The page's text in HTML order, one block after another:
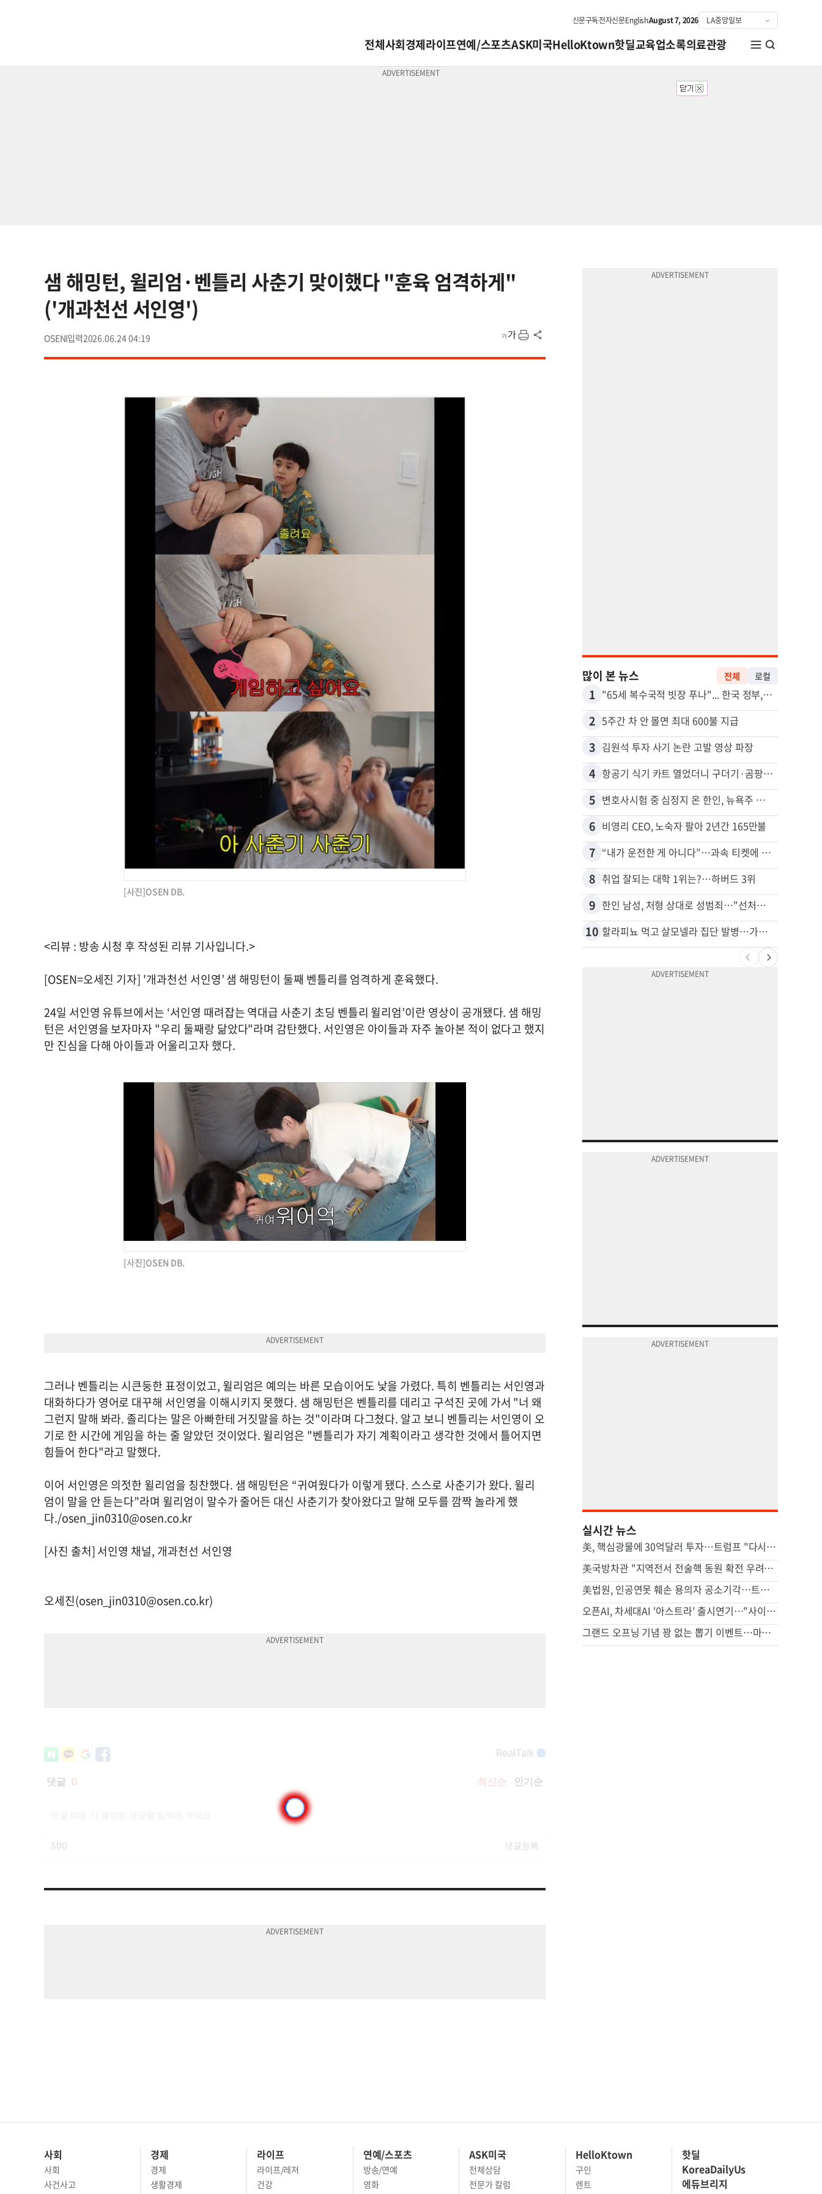
신문구독전자신문EnglishAugust 7, 2026
전체사회경제라이프연예/스포츠ASK미국HelloKtown핫딜교육업소록의료관광
샘 해밍턴, 윌리엄·벤틀리 사춘기 맞이했다 "훈육 엄격하게"
('개과천선 서인영')
OSEN 2026.06.24 04:19
[사진]OSEN DB.
<리뷰 : 방송 시청 후 작성된 리뷰 기사입니다.>
[OSEN=오세진 기자] '개과천선 서인영’ 샘 해밍턴이 둘째 벤틀리를 엄격하게 훈육했다.
24일 서인영 유튜브에서는 ‘서인영 때려잡는 역대급 사춘기 초딩 벤틀리 윌리엄’이란 영상이 공개됐다. 샘 해밍
턴은 서인영을 보자마자 "우리 둘째랑 닮았다"라며 감탄했다. 서인영은 아이들과 자주 놀아본 적이 없다고 했지
만 진심을 다해 아이들과 어울리고자 했다.
[사진]OSEN DB.
그러나 벤틀리는 시큰둥한 표정이었고, 윌리엄은 예의는 바른 모습이어도 낯을 가렸다. 특히 벤틀리는 서인영과
대화하다가 영어로 대꾸해 서인영을 이해시키지 못했다. 샘 해밍턴은 벤틀리를 데리고 구석진 곳에 가서 "너 왜
그런지 말해 봐라. 졸리다는 말은 아빠한테 거짓말을 하는 것"이라며 다그쳤다. 알고 보니 벤틀리는 서인영이 오
기로 한 시간에 게임을 하는 줄 알았던 것이었다. 윌리엄은 "벤틀리가 자기 계획이라고 생각한 것에서 틀어지면
힘들어 한다"라고 말했다.
이어 서인영은 의젓한 윌리엄을 칭찬했다. 샘 해밍턴은 “귀여웠다가 이렇게 됐다. 스스로 사춘기가 왔다. 윌리
엄이 말을 안 듣는다”라며 윌리엄이 말수가 줄어든 대신 사춘기가 찾아왔다고 말해 모두를 깜짝 놀라게 했
다./osen_jin0310@osen.co.kr
[사진 출처] 서인영 채널, 개과천선 서인영
오세진(osen_jin0310@osen.co.kr)
많이 본 뉴스 전체 로컬
1 "65세 복수국적 빗장 푸나"... 한국 정부, 연령 완화 전면 추진
2 5주간 차 안 몰면 최대 600불 지급
3 김원석 투자 사기 논란 고발 영상 파장
4 항공기 식기 카트 열었더니 구더기·곰팡이…LAX 기내식 업체 논란
5 변호사시험 중 심정지 온 한인, 뉴욕주 제소
6 비영리 CEO, 노숙자 팔아 2년간 165만불
7 “내가 운전한 게 아니다”…과속 티켓에 오토파일럿 탓한 운전자
8 취업 잘되는 대학 1위는?…하버드 3위
9 한인 남성, 처형 상대로 성범죄…"선처해줬더니 배신자 취급"
10 할라피뇨 먹고 살모넬라 집단 발병…가주 등 27개 주 확산
실시간 뉴스
美, 핵심광물에 30억달러 투자…트럼프 "다시는 中 의존 않도록"
美국방차관 "지역전서 전술핵 동원 확전 우려…합리적 핵옵션 필요"
美법원, 인공연못 훼손 용의자 공소기각…트럼프는 "재고해야"(종합)
오픈AI, 차세대AI '아스트라' 출시연기…"사이버공격 위험 우려"
그랜드 오프닝 기념 꽝 없는 뽑기 이벤트…마루가메 우동 오픈
사회 경제 라이프 연예/스포츠 ASK미국 HelloKtown
핫딜